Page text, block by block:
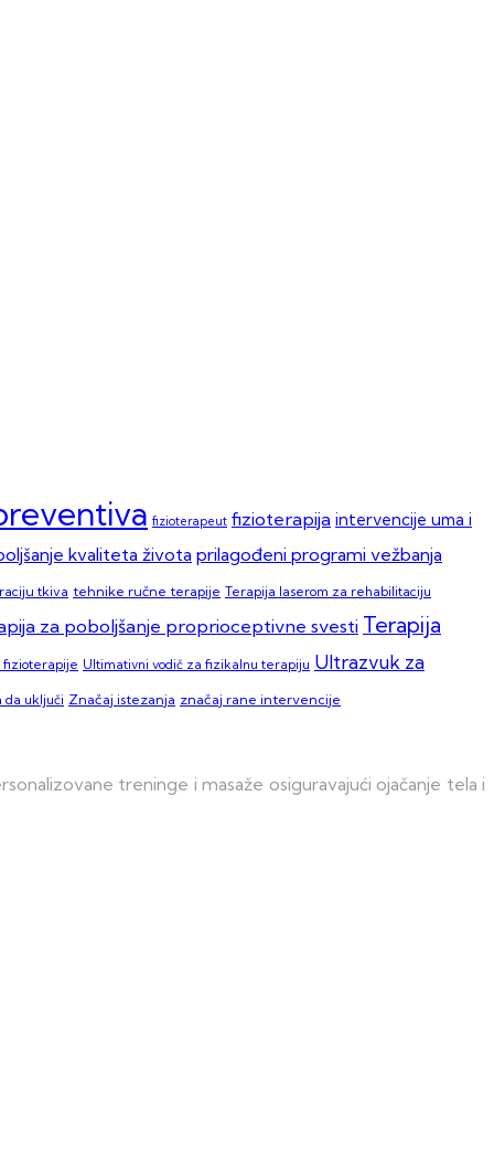
fizioterapeut fizioterapija intervencije uma i
kvaliteta života prilagođeni programi vežbanja
tkiva tehnike ručne terapije Terapija laserom za rehabilitaciju
za poboljšanje proprioceptivne svesti Terapija
fizioterapije Ultimativni vodič za fizikalnu terapiju Ultrazvuk za
da uključi Značaj istezanja značaj rane intervencije
treninge i masaže osiguravajući ojačanje tela i